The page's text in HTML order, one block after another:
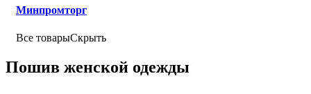
Минпромторг
Все товарыСкрыть
Пошив женской одежды